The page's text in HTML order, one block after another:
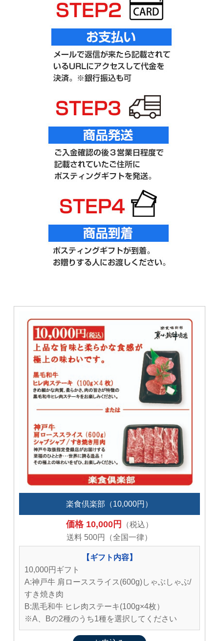
楽食倶楽部（10,000円）
価格 10,000円
（税込）
送料 500円（全国一律）
【ギフト内容】
10,000円ギフト
A:神戸牛 肩ローススライス(600g)しゃぶしゃぶ/
すき焼き肉
B:黒毛和牛 ヒレ肉ステーキ(100g×4枚）
※A、Bの2種のうち1種を選択してください